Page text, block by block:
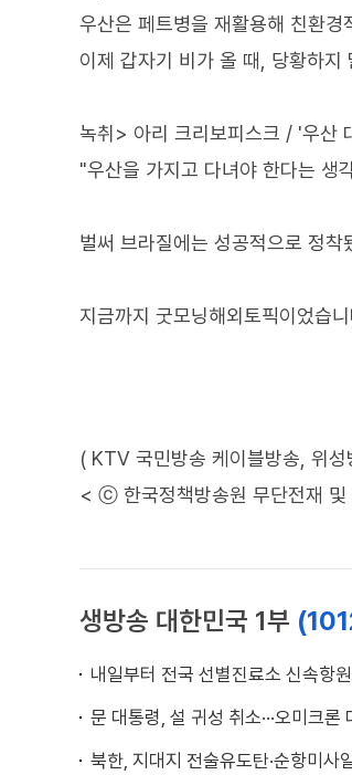
우산은 페트병을 재활용해 친환
이제 갑자기 비가 올 때, 당황하지
녹취> 아리 크리보피스크 / '우산
"우산을 가지고 다녀야 한다는 생
벌써 브라질에는 성공적으로 정
지금까지 굿모닝해외토픽이었습
( KTV 국민방송 케이블방송, 위성
< ⓒ 한국정책방송원 무단전재 및
생방송 대한민국 1부
내일부터 전국 선별진료소 신속항
문 대통령, 설 귀성 취소···오미크론
북한, 지대지 전술유도탄·순항미사